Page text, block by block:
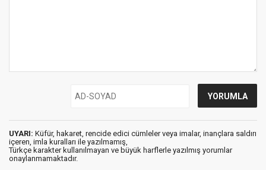
UYARI: Küfür, hakaret, rencide edici cümleler veya imalar, inançlara saldırı
içeren, imla kuralları ile yazılmamış,
Türkçe karakter kullanılmayan ve büyük harflerle yazılmış yorumlar
onaylanmamaktadır.